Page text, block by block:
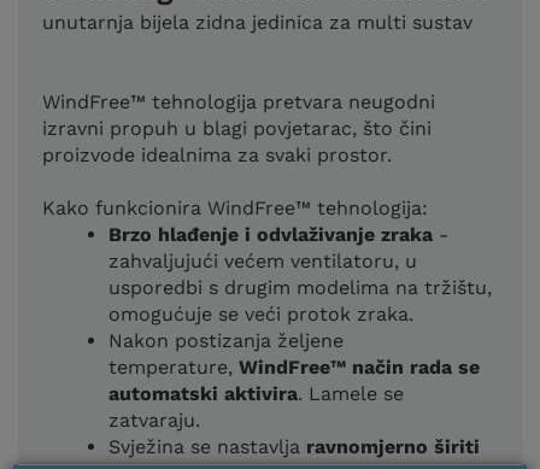
unutarnja bijela zidna jedinica za multi sustav
WindFree™ tehnologija pretvara neugodni
izravni propuh u blagi povjetarac, što čini
proizvode idealnima za svaki prostor.
Kako funkcionira WindFree™ tehnologija:
Brzo hlađenje i odvlaživanje zraka -
zahvaljujući većem ventilatoru, u
usporedbi s drugim modelima na tržištu,
omogućuje se veći protok zraka.
Nakon postizanja željene
temperature, WindFree™ način rada se
automatski aktivira. Lamele se
zatvaraju.
Svježina se nastavlja ravnomjerno širiti